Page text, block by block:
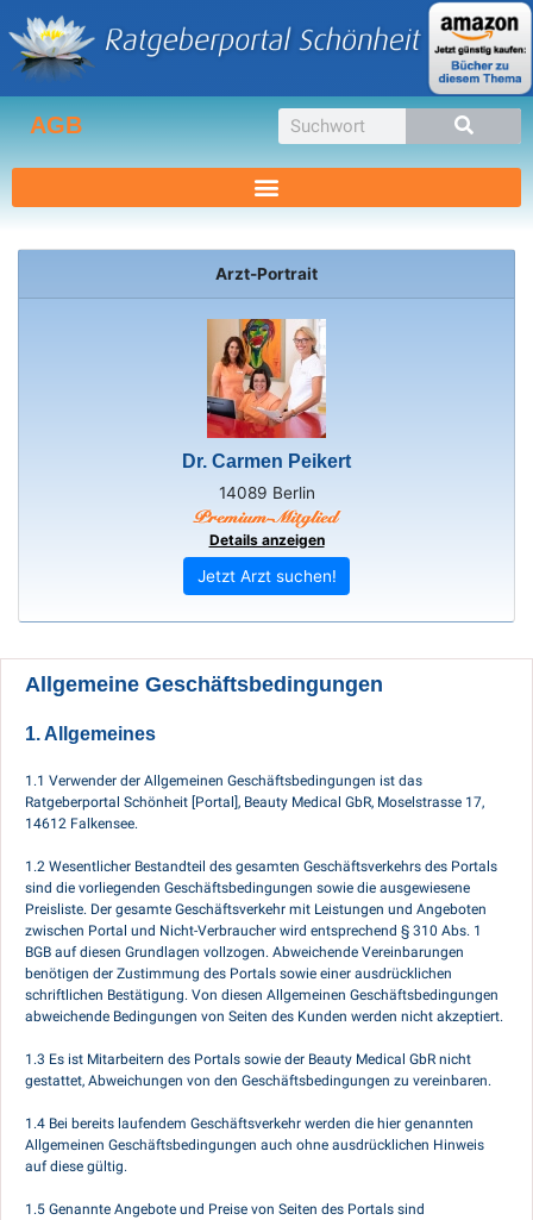
Inhalt
springen
AGB Suche
Arzt-Portrait
Dr. Carmen Peikert
14089 Berlin
Details anzeigen
Jetzt Arzt suchen!
Allgemeine Geschäftsbedingungen
1. Allgemeines
1.1 Verwender der Allgemeinen Geschäftsbedingungen ist das
Ratgeberportal Schönheit [Portal], Beauty Medical GbR, Moselstrasse 17,
14612 Falkensee.
1.2 Wesentlicher Bestandteil des gesamten Geschäftsverkehrs des Portals
sind die vorliegenden Geschäftsbedingungen sowie die ausgewiesene
Preisliste. Der gesamte Geschäftsverkehr mit Leistungen und Angeboten
zwischen Portal und Nicht-Verbraucher wird entsprechend § 310 Abs. 1
BGB auf diesen Grundlagen vollzogen. Abweichende Vereinbarungen
benötigen der Zustimmung des Portals sowie einer ausdrücklichen
schriftlichen Bestätigung. Von diesen Allgemeinen Geschäftsbedingungen
abweichende Bedingungen von Seiten des Kunden werden nicht akzeptiert.
1.3 Es ist Mitarbeitern des Portals sowie der Beauty Medical GbR nicht
gestattet, Abweichungen von den Geschäftsbedingungen zu vereinbaren.
1.4 Bei bereits laufendem Geschäftsverkehr werden die hier genannten
Allgemeinen Geschäftsbedingungen auch ohne ausdrücklichen Hinweis
auf diese gültig.
1.5 Genannte Angebote und Preise von Seiten des Portals sind